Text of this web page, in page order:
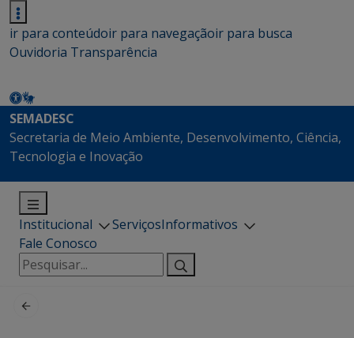
ir para conteúdoir para navegaçãoir para busca
Ouvidoria Transparência
SEMADESC
Secretaria de Meio Ambiente, Desenvolvimento, Ciência,
Tecnologia e Inovação
Institucional ServiçosInformativos
Fale Conosco
Pesquisar
por: